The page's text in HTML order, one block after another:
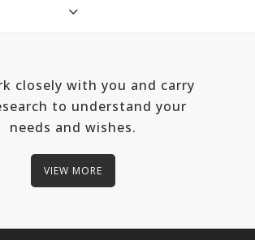
closely with you and carry
to understand your
needs and wishes.
VIEW MORE